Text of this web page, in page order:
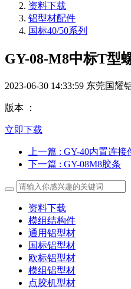
资料下载
铝型材配件
国标40/50系列
GY-08-M8中标T型
2023-06-30 14:33:59 东莞国耀
版本 ：
立即下载
上一篇 : GY-40内置连接
下一篇 : GY-08M8胶条
资料下载
模组结构件
通用铝型材
国标铝型材
欧标铝型材
模组铝型材
点胶机型材